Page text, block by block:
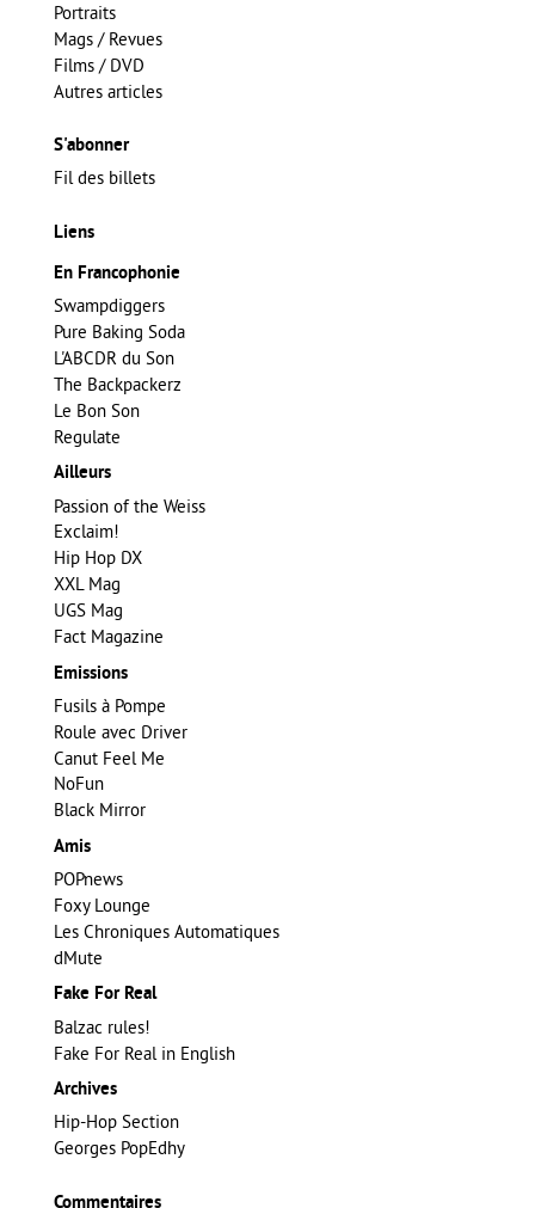
Portraits
Mags / Revues
Films / DVD
Autres articles
S'abonner
Fil des billets
Liens
En Francophonie
Swampdiggers
Pure Baking Soda
L'ABCDR du Son
The Backpackerz
Le Bon Son
Regulate
Ailleurs
Passion of the Weiss
Exclaim!
Hip Hop DX
XXL Mag
UGS Mag
Fact Magazine
Emissions
Fusils à Pompe
Roule avec Driver
Canut Feel Me
NoFun
Black Mirror
Amis
POPnews
Foxy Lounge
Les Chroniques Automatiques
dMute
Fake For Real
Balzac rules!
Fake For Real in English
Archives
Hip-Hop Section
Georges PopEdhy
Commentaires